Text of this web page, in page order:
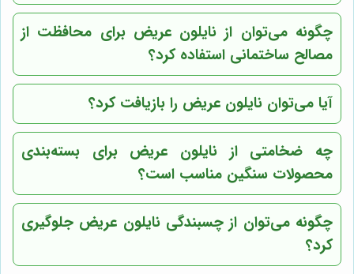
چگونه می‌توان از نایلون عریض برای محافظت از
مصالح ساختمانی استفاده کرد؟
آیا می‌توان نایلون عریض را بازیافت کرد؟
چه ضخامتی از نایلون عریض برای بسته‌بندی
محصولات سنگین مناسب است؟
چگونه می‌توان از چسبندگی نایلون عریض جلوگیری
کرد؟